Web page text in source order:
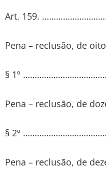
Art. 159.
Pena – reclusão, de
§ 1º
Pena – reclusão, de
§ 2º
Pena – reclusão, de